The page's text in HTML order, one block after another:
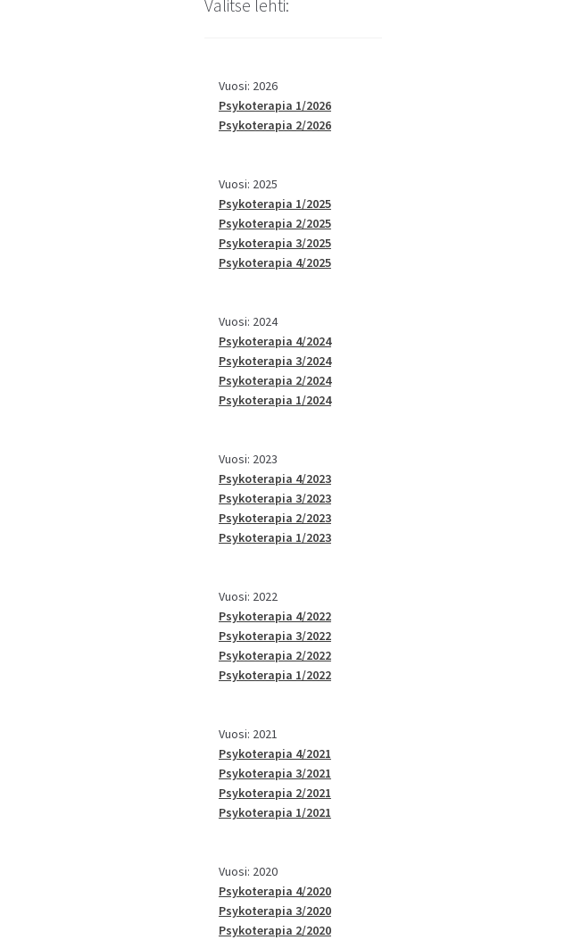
Valitse lehti:
Vuosi: 2026
Psykoterapia 1/2026
Psykoterapia 2/2026
Vuosi: 2025
Psykoterapia 1/2025
Psykoterapia 2/2025
Psykoterapia 3/2025
Psykoterapia 4/2025
Vuosi: 2024
Psykoterapia 4/2024
Psykoterapia 3/2024
Psykoterapia 2/2024
Psykoterapia 1/2024
Vuosi: 2023
Psykoterapia 4/2023
Psykoterapia 3/2023
Psykoterapia 2/2023
Psykoterapia 1/2023
Vuosi: 2022
Psykoterapia 4/2022
Psykoterapia 3/2022
Psykoterapia 2/2022
Psykoterapia 1/2022
Vuosi: 2021
Psykoterapia 4/2021
Psykoterapia 3/2021
Psykoterapia 2/2021
Psykoterapia 1/2021
Vuosi: 2020
Psykoterapia 4/2020
Psykoterapia 3/2020
Psykoterapia 2/2020